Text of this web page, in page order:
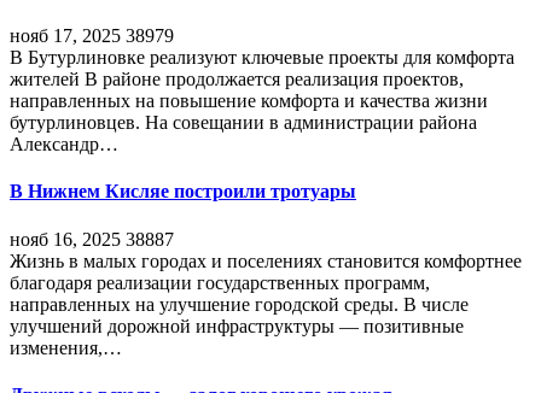
нояб 17, 2025 38979
В Бутурлиновке реализуют ключевые проекты для комфорта
жителей В районе продолжается реализация проектов,
направленных на повышение комфорта и качества жизни
бутурлиновцев. На совещании в администрации района
Александр…
В Нижнем Кисляе построили тротуары
нояб 16, 2025 38887
Жизнь в малых городах и поселениях становится комфортнее
благодаря реализации государственных программ,
направленных на улучшение городской среды. В числе
улучшений дорожной инфраструктуры — позитивные
изменения,…